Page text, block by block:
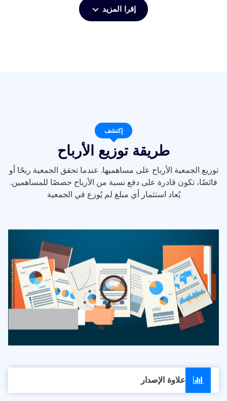
إقرا المزيد
إكتشف
طريقة توزيع الأرباح
توزيع الجمعية الأرباح على مساهميها. عندما تحقق الجمعية ربحًا أو
فائضًا، تكون قادرة على دفع نسبة من الأرباح حصصًا للمساهمين.
يُعاد استثمار أي مبلغ لم يُوزع في الجمعية
علاوة الإصدار